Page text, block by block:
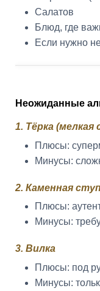
Салатов
Блюд, где
Если нужно
Неожиданные
1. Тёрка (мелкая
Плюсы:
Минусы:
2. Каменная
Плюсы:
Минусы:
3. Вилка
Плюсы: под
Минусы: